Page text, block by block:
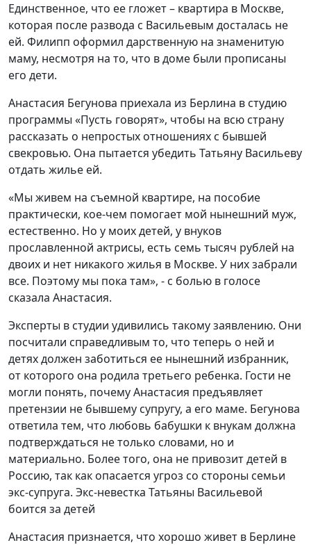
Единственное, что ее гложет – квартира в Москве,
которая после развода с Васильевым досталась не
ей. Филипп оформил дарственную на знаменитую
маму, несмотря на то, что в доме были прописаны
его дети.
Анастасия Бегунова приехала из Берлина в студию
программы «Пусть говорят», чтобы на всю страну
рассказать о непростых отношениях с бывшей
свекровью. Она пытается убедить Татьяну Васильеву
отдать жилье ей.
«Мы живем на съемной квартире, на пособие
практически, кое-чем помогает мой нынешний муж,
естественно. Но у моих детей, у внуков
прославленной актрисы, есть семь тысяч рублей на
двоих и нет никакого жилья в Москве. У них забрали
все. Поэтому мы пока там», - с болью в голосе
сказала Анастасия.
Эксперты в студии удивились такому заявлению. Они
посчитали справедливым то, что теперь о ней и
детях должен заботиться ее нынешний избранник,
от которого она родила третьего ребенка. Гости не
могли понять, почему Анастасия предъявляет
претензии не бывшему супругу, а его маме. Бегунова
ответила тем, что любовь бабушки к внукам должна
подтверждаться не только словами, но и
материально. Более того, она не привозит детей в
Россию, так как опасается угроз со стороны семьи
экс-супруга. Экс-невестка Татьяны Васильевой
боится за детей
Анастасия признается, что хорошо живет в Берлине